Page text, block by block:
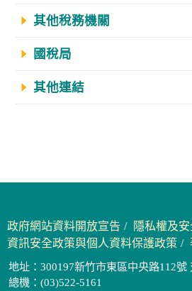
其他稅務機關
國稅局
其他連結
政府網站資料開放宣告
隱私權及
資訊安全政策與個人資料保護政策
地址：300197新竹市東區中央路112號
總機：(03)522-5161